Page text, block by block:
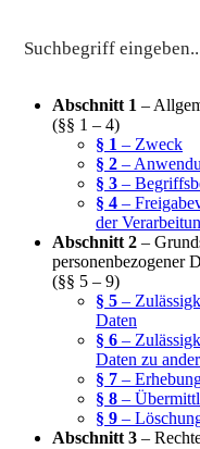
Abschnitt 1 –
(§§ 1 – 4)
§ 1 – Zweck
§ 2 –
§ 3 –
§ 4 –
der
Abschnitt 2 –
personenbezogener
(§§ 5 – 9)
§ 5 –
Daten
§ 6 –
Daten zu
§ 7 –
§ 8 –
§ 9 –
Abschnitt 3 –